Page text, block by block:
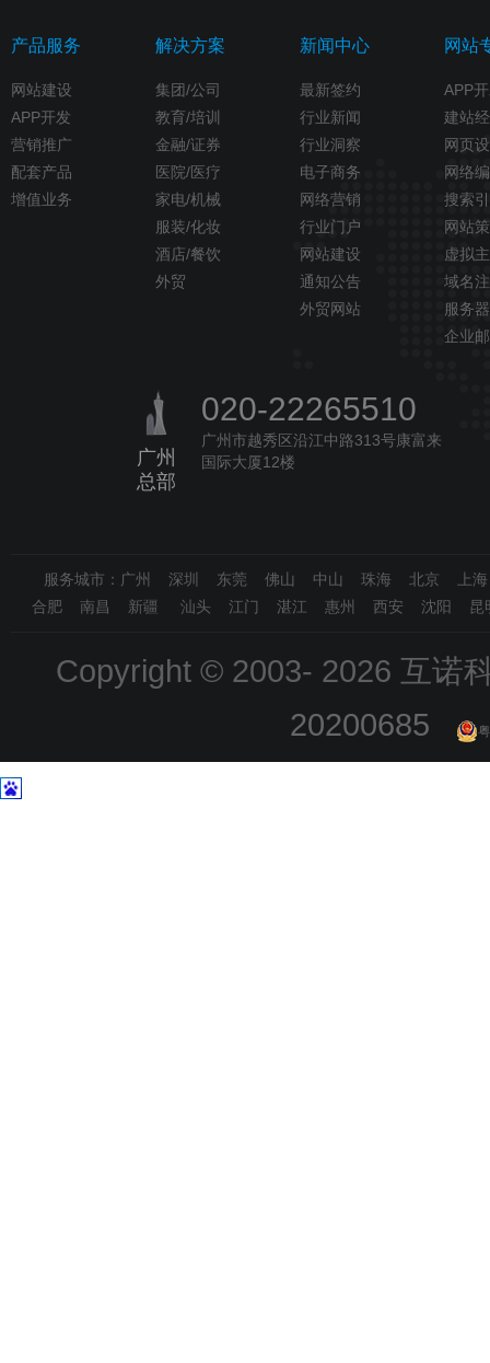
产品服务
网站建设
APP开发
营销推广
配套产品
增值业务
解决方案
集团/公司
教育/培训
金融/证券
医院/医疗
家电/机械
服装/化妆
酒店/餐饮
外贸
新闻中心
最新签约
行业新闻
行业洞察
电子商务
网络营销
行业门户
网站建设
通知公告
外贸网站
网站
APP
建站
网页
网络
搜索
网站
虚拟
域名
服务器
企业
广州
总部
020-22265510
广州市越秀区沿江中路313号康富来
国际大厦12楼
服务城市：广州 深圳 东莞 佛山 中山 珠海 北京
合肥 南昌 新疆 汕头 江门 湛江 惠州 西安 沈阳
Copyright © 2003- 2026 互诺
20200685